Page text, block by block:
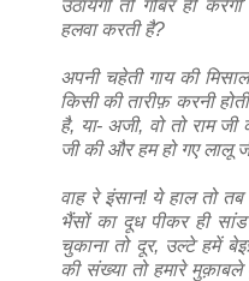
उठायेगी तो गोबर ही
हलवा करती है?
अपनी चहेती गाय की
किसी की तारीफ़ करनी
है, या- अजी, वो तो राम जी
जी की और हम हो गए लालू
वाह रे इंसान! ये हाल तो
भैंसों का दूध पीकर ही
चुकाना तो दूर, उल्टे हमें
की संख्या तो हमारे मुक़ाबले